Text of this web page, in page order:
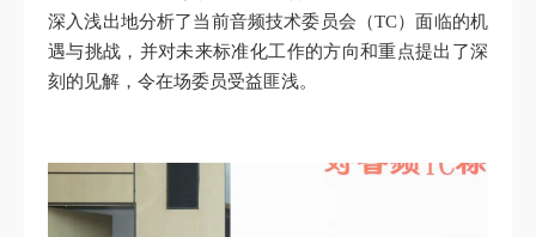
深入浅出地分析了当前音频技术委员会（TC）面临的机
遇与挑战，并对未来标准化工作的方向和重点提出了深
刻的见解，令在场委员受益匪浅。